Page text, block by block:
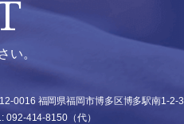
い。
0016 福岡県福岡市博多区博多駅南1-2-3
092-414-8150（代）